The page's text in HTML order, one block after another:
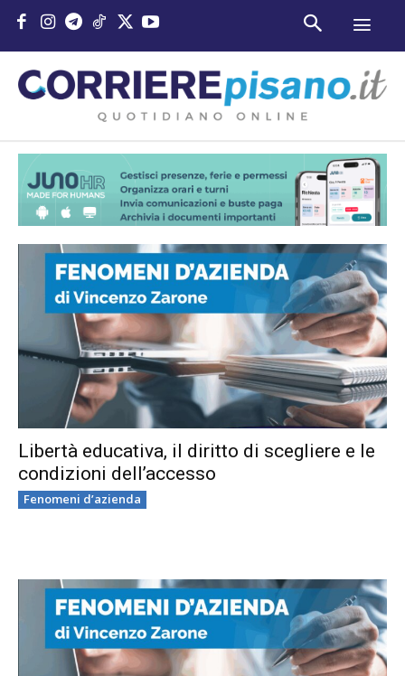
Libertà educativa, il diritto di scegliere e le
condizioni dell’accesso
Fenomeni d’azienda